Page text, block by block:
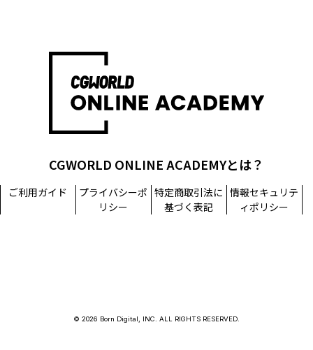
CGWORLD ONLINE ACADEMYとは？
ご利用ガイド
プライバシーポ
リシー
特定商取引法に
基づく表記
情報セキュリテ
ィポリシー
© 2026 Born Digital, INC. ALL RIGHTS RESERVED.